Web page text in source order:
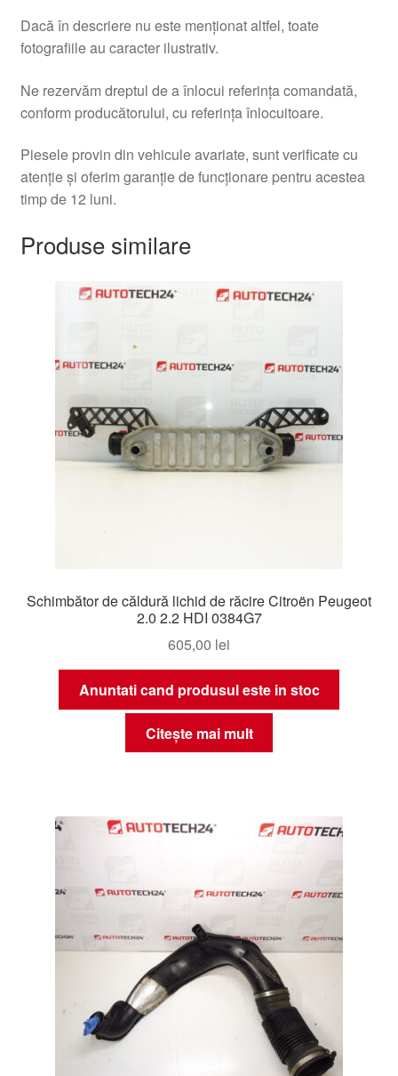
Dacă în descriere nu este menționat altfel, toate
fotografiile au caracter ilustrativ.
Ne rezervăm dreptul de a înlocui referința comandată,
conform producătorului, cu referința înlocuitoare.
Piesele provin din vehicule avariate, sunt verificate cu
atenție și oferim garanție de funcționare pentru acestea
timp de 12 luni.
Produse similare
Schimbător de căldură lichid de răcire Citroën Peugeot
2.0 2.2 HDI 0384G7
605,00 lei
Anuntati cand produsul este in stoc
Citește mai mult